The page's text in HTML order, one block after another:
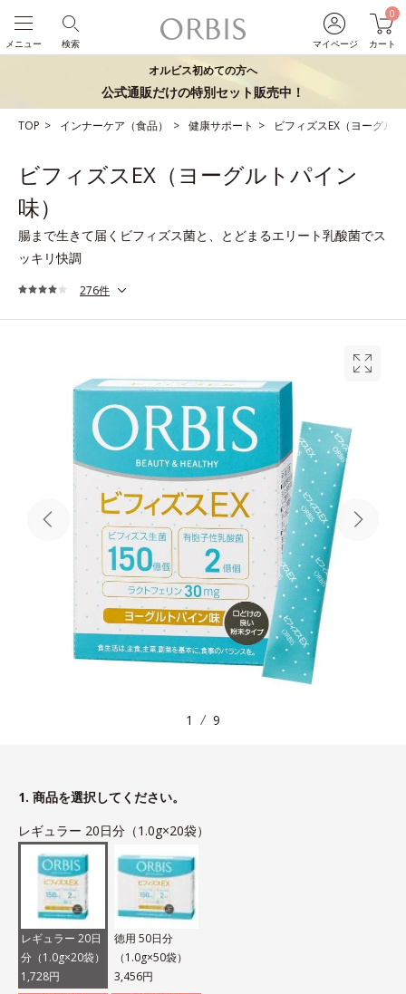
マイページ
0
カート
検索
メニュー
オルビス初めての方へ
公式通販だけの特別セット販売中！
TOP インナーケア（食品） 健康サポート ビフィズスEX（ヨーグル
ビフィズスEX（ヨーグルトパイン
味）
腸まで生きて届くビフィズス菌と、とどまるエリート乳酸菌でス
ッキリ快調
276件
1 9
1. 商品を選択してください。
レギュラー 20日分（1.0g×20袋）
レギュラー 20日
分（1.0g×20袋）
1,728円
徳用 50日分
（1.0g×50袋）
3,456円